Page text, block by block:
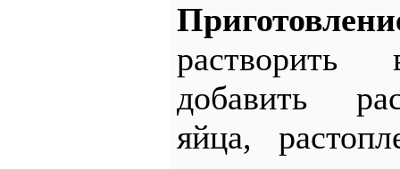
добавить
яйца,